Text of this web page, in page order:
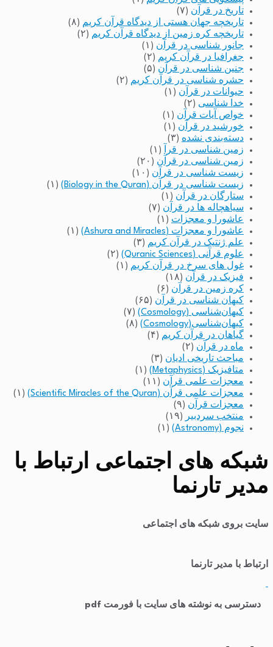
تاریخ در قرآن (۷)
تاریخچه جهان هستی از دیدگاه قرآن کریم (۸)
تاریخچه کره زمین از دیدگاه قرآن کریم (۲)
جانور شناسی در قرآن (۱)
جغرافیا در قرآن کریم (۲)
جنین شناسی در قرآن (۵)
حشره شناسی در قرآن کریم (۲)
حیوانات در قرآن (۱)
خدا شناسی (۲)
خواص آیات قرآن (۱)
خورشید در قرآن (۱)
دسته‌بندی نشده (۳)
زمین شناسی در قرآ
(۱)
زمین شناسی در قرآن (۲۰)
زیست شناسی در قرآن (۱۰)
زیست شناسی در قرآن (Biology in the Quran)
(۱)
ستارگان در قرآن (۱)
سیاهچاله ها در قرآن (۷)
عاشورا و معجزات (۱)
عاشورا و معجزات (Ashura and Miracles)
(۱)
علم ژنتیک در قرآن کریم (۳)
علوم قرآنی (Quranic Sciences)
(۲)
غول های سرخ در قرآن کریم (۱)
فیزیک در قرآن (۱۸)
کره زمین در قرآن (۶)
کیهان شناسی در قرآن (۶۵)
کیهان‌شناسی (Cosmology)
(۷)
کیهان‌شناسی(Cosmology)
(۸)
گیاهان در قرآن کریم (۴)
ماه در قرآن (۲)
مباحث تاریخی ادیان (۳)
متافیزیک (Metaphysics)
(۱)
معجزات علمی قرآن (۱۱)
معجزات علمی قرآن (Scientific Miracles of the Quran)
(۱)
معجزات قرآن (۹)
منتخب سردبیر
(۱۹)
نجوم (Astronomy)
(۱)
شبکه های اجتماعی ارتباط با
مدیر تارنما
سایت بروی شبکه های اجتماعی
ارتباط با مدیر تارنما
دسترسی به نوشته های سایت با فورمت pdf